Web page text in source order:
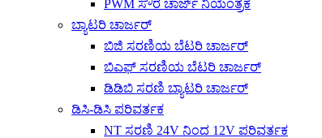
PWM ಸೌರ ಚಾರ್ಜ್ ನಿಯಂತ್ರಕ
ಬ್ಯಾಟರಿ ಚಾರ್ಜರ್
ಬಿಜಿ ಸರಣಿಯ ಬೆಟರಿ ಚಾರ್ಜರ್
ಬಿಎಫ್ ಸರಣಿಯ ಬೆಟರಿ ಚಾರ್ಜರ್
ಡಿಡಿಬಿ ಸರಣಿ ಬ್ಯಾಟರಿ ಚಾರ್ಜರ್
ಡಿಸಿ-ಡಿಸಿ ಪರಿವರ್ತಕ
NT ಸರಣಿ 24V ನಿಂದ 12V ಪರಿವರ್ತಕ